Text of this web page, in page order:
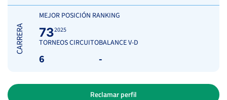
CARRERA
MEJOR POSICIÓN RANKING
732025
TORNEOS CIRCUITO
6
BALANCE V-D
-
Reclamar perfil